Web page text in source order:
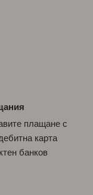
плащане с
карта
банков